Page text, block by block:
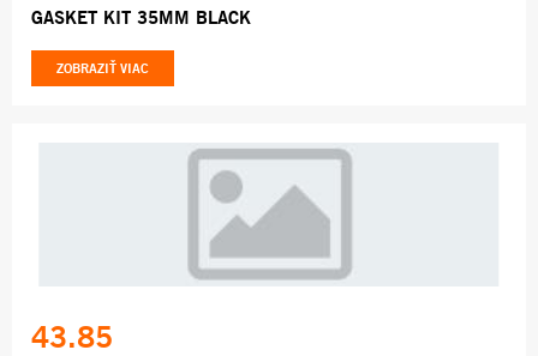
GASKET KIT 35MM BLACK
ZOBRAZIŤ VIAC
43.85